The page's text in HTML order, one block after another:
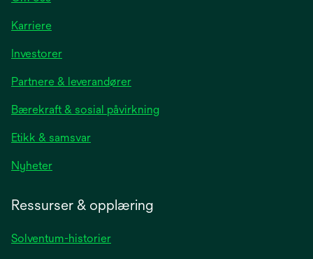
Karriere
Investoreropens
a
new
Partnere & leverandører
Bærekraft & sosial påvirkning
Etikk & samsvar
Nyheteropens
Ressurser & opplæring
Solventum-historier